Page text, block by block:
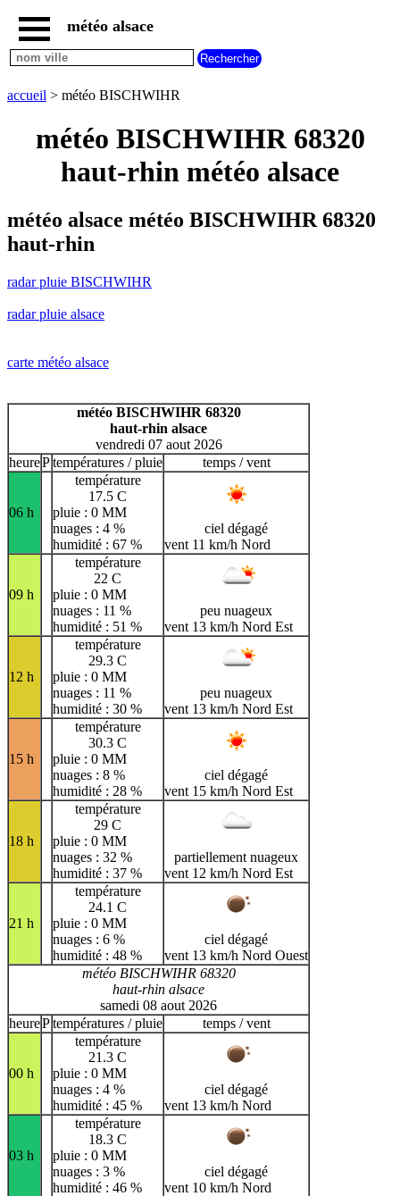
accueil
radar
BISCHWIHR
météo
alsace
carte
météo
météo
H
I J K L M
N
T
U
V
W X Y Z
météo alsace
accueil > météo BISCHWIHR
météo BISCHWIHR 68320
haut-rhin météo alsace
météo alsace météo BISCHWIHR 68320
haut-rhin
radar pluie BISCHWIHR
radar pluie alsace
carte météo alsace
météo BISCHWIHR 68320
haut-rhin alsace
vendredi 07 aout 2026
heurePtempératures / pluie temps / vent
06 h
température
17.5 C
pluie : 0 MM
nuages : 4 %
humidité : 67 %
ciel dégagé
vent 11 km/h Nord
09 h
température
22 C
pluie : 0 MM
nuages : 11 %
humidité : 51 %
peu nuageux
vent 13 km/h Nord Est
12 h
température
29.3 C
pluie : 0 MM
nuages : 11 %
humidité : 30 %
peu nuageux
vent 13 km/h Nord Est
15 h
température
30.3 C
pluie : 0 MM
nuages : 8 %
humidité : 28 %
ciel dégagé
vent 15 km/h Nord Est
18 h
température
29 C
pluie : 0 MM
nuages : 32 %
humidité : 37 %
partiellement nuageux
vent 12 km/h Nord Est
21 h
température
24.1 C
pluie : 0 MM
nuages : 6 %
humidité : 48 %
ciel dégagé
vent 13 km/h Nord Ouest
météo BISCHWIHR 68320
haut-rhin alsace
samedi 08 aout 2026
heurePtempératures / pluie temps / vent
00 h
température
21.3 C
pluie : 0 MM
nuages : 4 %
humidité : 45 %
ciel dégagé
vent 13 km/h Nord
03 h
température
18.3 C
pluie : 0 MM
nuages : 3 %
humidité : 46 %
ciel dégagé
vent 10 km/h Nord